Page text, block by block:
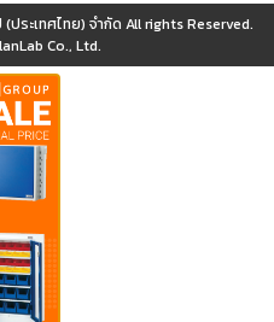
ประเทศไทย) จำกัด All rights Reserved.
Co., Ltd.